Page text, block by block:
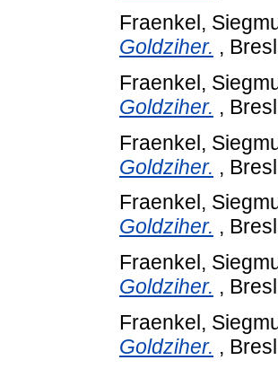
Fraenkel,
Goldziher. ,
Fraenkel,
Goldziher. ,
Fraenkel,
Goldziher. ,
Fraenkel,
Goldziher. ,
Fraenkel,
Goldziher. ,
Fraenkel,
Goldziher. ,